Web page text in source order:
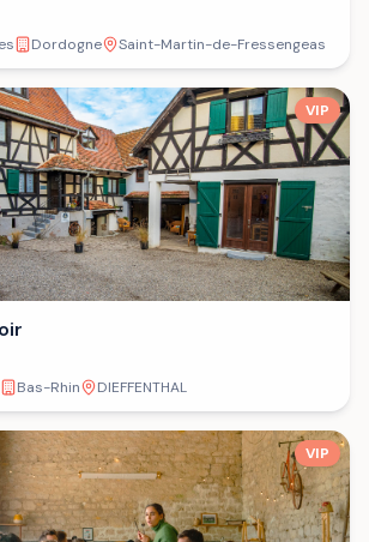
Dordogne Saint-Martin-de-Fressengeas
VIP
Bas-Rhin DIEFFENTHAL
VIP